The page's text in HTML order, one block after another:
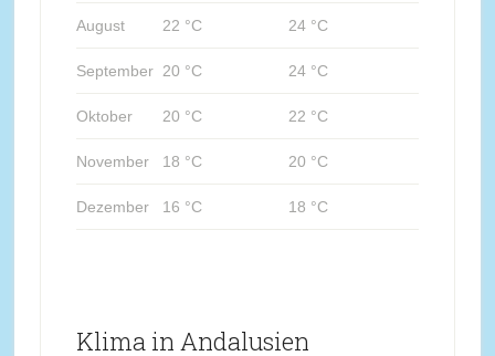
August 22 °C 24 °C
September 20 °C 24 °C
Oktober 20 °C 22 °C
November 18 °C 20 °C
Dezember 16 °C 18 °C
Klima in Andalusien